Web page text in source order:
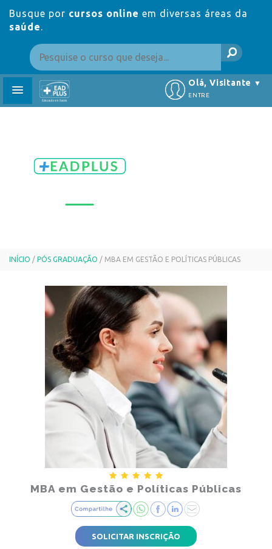
Busque por cursos online em diversas áreas da
saúde.
Olá, Visitante ▼
ENTRE
INÍCIO / PÓS GRADUAÇÃO / MBA EM GESTÃO E POLÍTICAS PÚBLICAS
MBA em Gestão e Políticas Públicas
SOLICITAR INSCRIÇÃO